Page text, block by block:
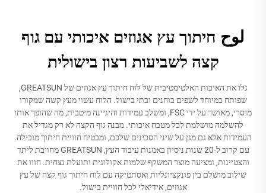
لوح חיתוך עץ אגוזים איכותי עם גוף
קצה לשביעות רצון בישולית
גלו את האיכות האלטימטיבית של לוח חיתוך עץ אגוזים של GREATSUN,
שפותח במיוחד לשפים בוחנים ובתי בישול. הלוח עשוי מעץ קשה שמקורו
מוסרי, מאושר על ידי FSC, ומשלב עמידות והיגיינה מיטבית, מה שהופך אותו
להשלמה מושלמת לכל מטבח איכותי. מבנה גוף הקצה לא רק מגדיל את
העמידות אלא גם מגן על שיני הסכינים שלכם, ומבטיח חוויית חיתוך מובילה.
עם קרוב ל-20 שנות ניסיון באמנות עיבוד העץ, GREATSUN מחויבת ליתד
והצטיינות, ומציעה מוצר המשקף שלמות אקולוגית ותועלת נצחית. חווו את
שילוב מושלם בין פונקציונליות ואסתטיקה עם לוח חיתוך גוף קצה של עץ
אגוזים, אידיאלי לכל חוויית בישול.